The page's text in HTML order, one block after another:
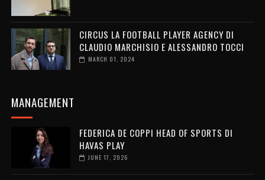
CIRCUS LA FOOTBALL PLAYER AGENCY DI
CLAUDIO MARCHISIO E ALESSANDRO TOCCI
MARCH 01, 2024
MANAGEMENT
FEDERICA DE COPPI HEAD OF SPORTS DI
HAVAS PLAY
JUNE 17, 2026